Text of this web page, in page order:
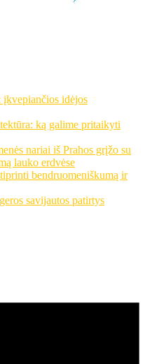
įkvepiančios idėjos
ką galime pritaikyti
nariai iš Prahos grįžo su
lauko erdvėse
bendruomeniškumą ir
savijautos patirtys